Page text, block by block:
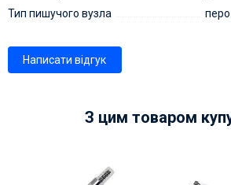
Тип пишучого вузла
перо
Написати відгук
З цим товаром